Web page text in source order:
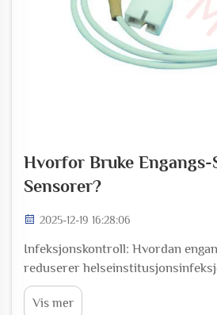
Hvorfor Bruke Engangs-
Sensorer?
2025-12-19 16:28:06
Infeksjonskontroll: Hvordan
reduserer
akuttmedisinske miljøer om risiko
krysskontaminering Studier viser
Vis mer